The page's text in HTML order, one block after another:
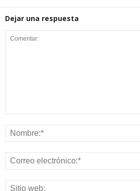
Dejar una respuesta